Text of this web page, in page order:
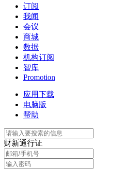
订阅
我闻
会议
商城
数据
机构订阅
智库
Promotion
应用下载
电脑版
帮助
财新通行证